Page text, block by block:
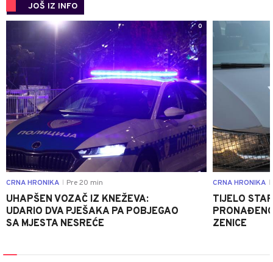
JOŠ IZ INFO
0
CRNA HRONIKA Pre 20 min
UHAPŠEN VOZAČ IZ KNEŽEVA:
UDARIO DVA PJEŠAKA PA POBJEGAO
SA MJESTA NESREĆE
CRNA HRONIKA
TIJELO
ZENICE